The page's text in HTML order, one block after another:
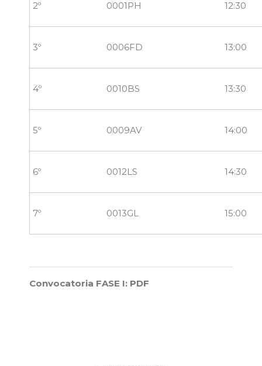
2º 0001PH 12:30
3º 0006FD 13:00
4º 0010BS 13:30
5º 0009AV 14:00
6º 0012LS 14:30
7º 0013GL 15:00
Convocatoria FASE I: PDF